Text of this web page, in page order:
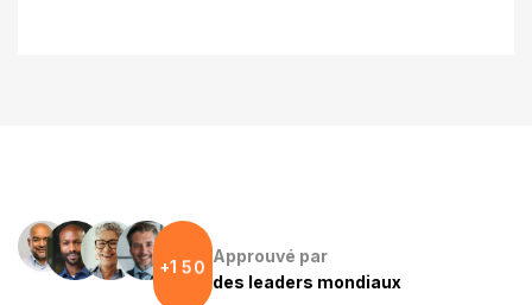
+1 50 Approuvé par
des leaders mondiaux